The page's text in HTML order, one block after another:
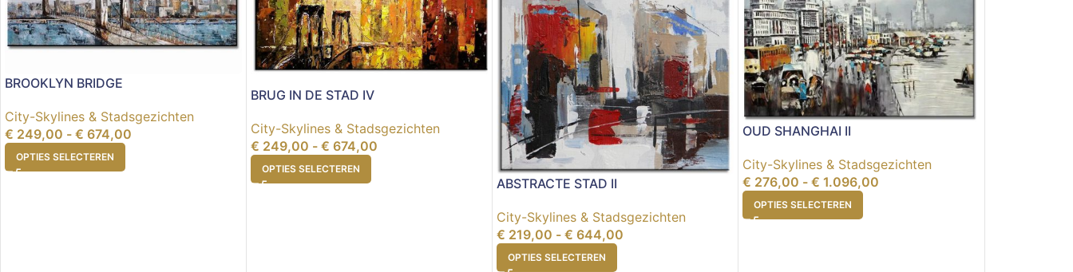
BROOKLYN BRIDGE
City-Skylines & Stadsgezichten
€ 249,00 - € 674,00
OPTIES SELECTEREN
BRUG IN DE STAD IV
City-Skylines & Stadsgezichten
€ 249,00 - € 674,00
OPTIES SELECTEREN
ABSTRACTE STAD II
City-Skylines & Stadsgezichten
€ 219,00 - € 644,00
OPTIES SELECTEREN
OUD SHANGHAI II
City-Skylines & Stadsgezichten
€ 276,00 - € 1.096,00
OPTIES SELECTEREN